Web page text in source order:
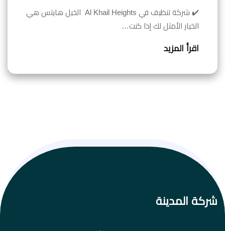
✔️ شركة تنظيف في Al Khail Heights الخيل هايتس هي
الخيار الأمثل لك إذا كنت…
اقرأ المزيد
شركة المدينة